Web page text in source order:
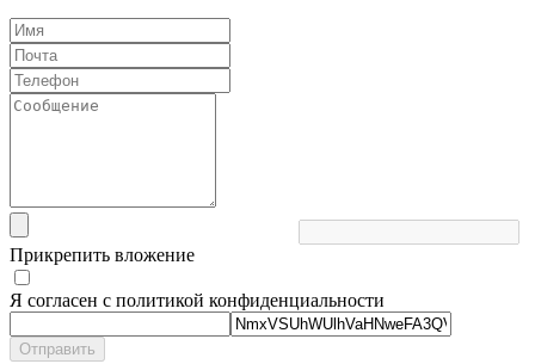
Прикрепить вложение
Я согласен с политикой конфиденциальности
Отправить